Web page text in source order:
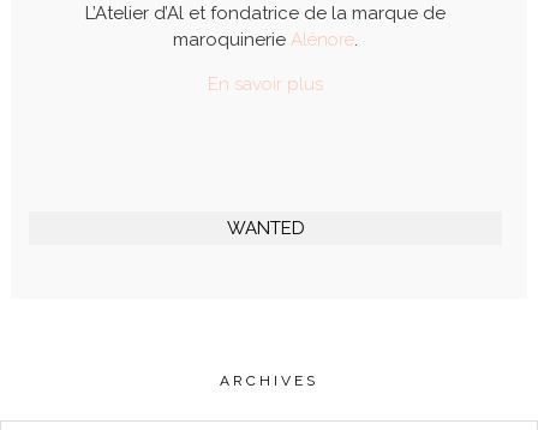
L’Atelier d’Al et fondatrice de la marque de
maroquinerie Alénore.
En savoir plus
WANTED
ARCHIVES
Archives